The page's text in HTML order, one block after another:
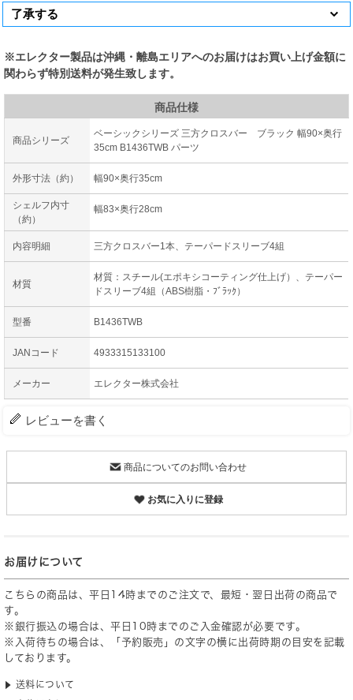
※エレクター製品は沖縄・離島エリアへのお届けはお買い上げ金額に
関わらず特別送料が発生致します。
商品仕様
商品シリーズ
ベーシックシリーズ 三方クロスバー ブラック 幅90×奥行
35cm B1436TWB パーツ
外形寸法（約） 幅90×奥行35cm
シェルフ内寸
（約）
幅83×奥行28cm
内容明細 三方クロスバー1本、テーパードスリーブ4組
材質
材質：スチール(エポキシコーティング仕上げ）、テーパー
ドスリーブ4組（ABS樹脂・ﾌﾞﾗｯｸ）
型番 B1436TWB
JANコード 4933315133100
メーカー エレクター株式会社
レビューを書く
商品についてのお問い合わせ
お気に入りに登録